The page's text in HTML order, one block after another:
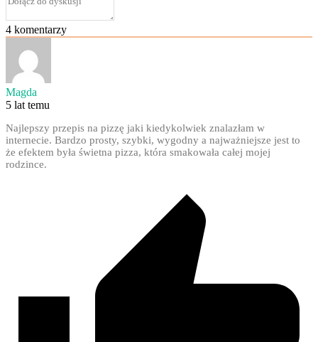
4 komentarzy
Magda
5 lat temu
Najlepszy przepis na pizzę jaki kiedykolwiek znalazłam w
internecie. Bardzo prosty, szybki, wygodny a najważniejsze jest to
że efektem była świetna pizza, która smakowała całej mojej
rodzince.